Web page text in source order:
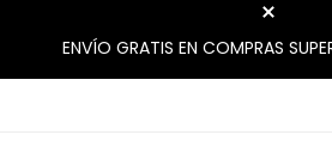
ENVÍO GRATIS EN COMPRAS